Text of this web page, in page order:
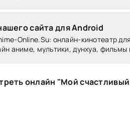
сайта для Android
Online.Su: онлайн-кинотеатр
аниме, мультики, дунхуа, фильмы
онлайн "Мой